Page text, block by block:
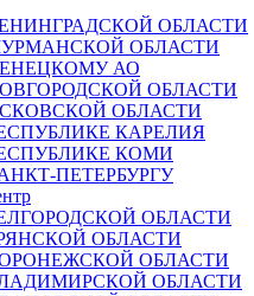
ОБЛАСТИ
ОБЛАСТИ
АО
ОБЛАСТИ
ОБЛАСТИ
КАРЕЛИЯ
КОМИ
ПЕТЕРБУРГУ
ОБЛАСТИ
ОБЛАСТИ
ОБЛАСТИ
ОБЛАСТИ